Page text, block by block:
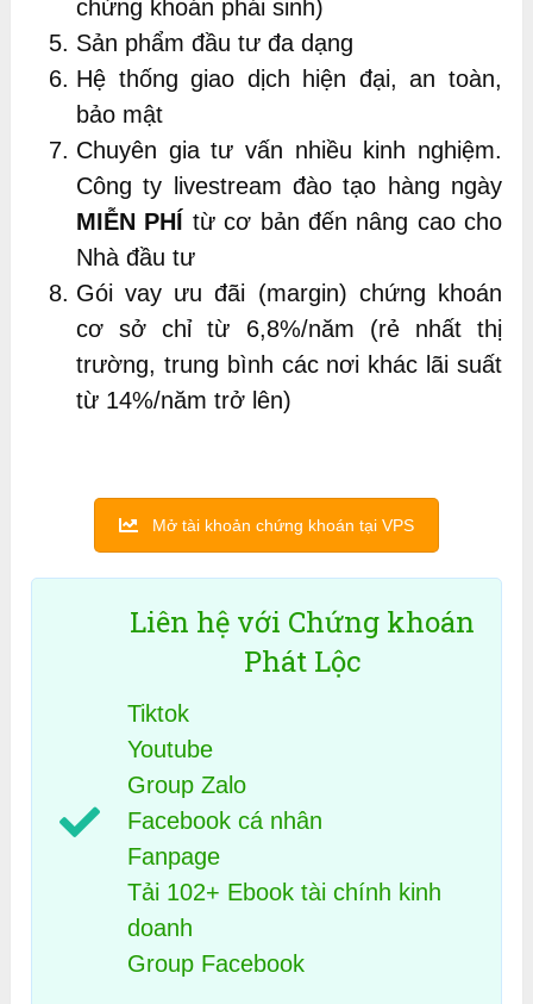
chứng khoán phái sinh)
Sản phẩm đầu tư đa dạng
Hệ thống giao dịch hiện đại, an toàn,
bảo mật
Chuyên gia tư vấn nhiều kinh nghiệm.
Công ty livestream đào tạo hàng ngày
MIỄN PHÍ từ cơ bản đến nâng cao cho
Nhà đầu tư
Gói vay ưu đãi (margin) chứng khoán
cơ sở chỉ từ 6,8%/năm (rẻ nhất thị
trường, trung bình các nơi khác lãi suất
từ 14%/năm trở lên)
Mở tài khoản chứng khoán tại VPS
Liên hệ với Chứng khoán
Phát Lộc
Tiktok
Youtube
Group Zalo
Facebook cá nhân
Fanpage
Tải 102+ Ebook tài chính kinh
doanh
Group Facebook